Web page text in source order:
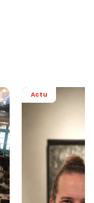
Actu